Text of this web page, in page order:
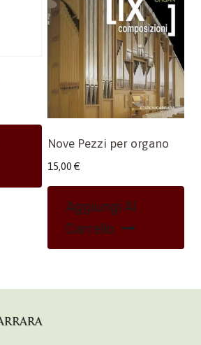
Nove Pezzi per organo
15,00 €
Aggiungi Al
Carrello